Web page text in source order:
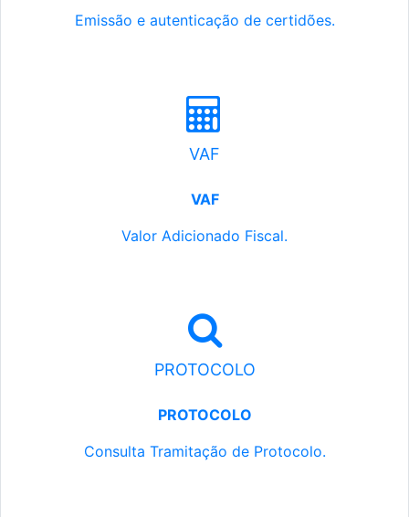
Emissão e autenticação de certidões.
VAF
VAF
Valor Adicionado Fiscal.
PROTOCOLO
PROTOCOLO
Consulta Tramitação de Protocolo.